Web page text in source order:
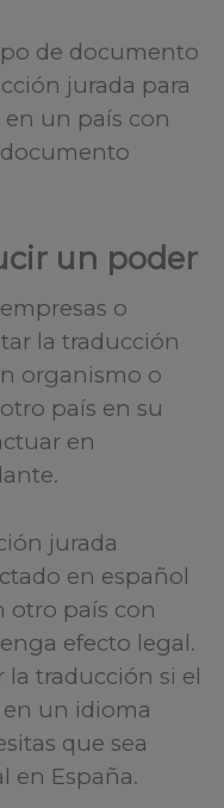
de documento
jurada para
un país con
un poder
o
la traducción
organismo o
país en su
en
jurada
en español
otro país con
efecto legal.
la traducción si el
un idioma
que sea
en España.